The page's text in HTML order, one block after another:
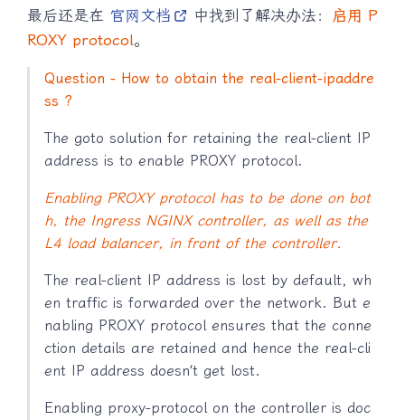
最后还是在 官网文档 中找到了解决办法： 启用 P
ROXY protocol。
Question - How to obtain the real-client-ipaddre
ss ?
The goto solution for retaining the real-client IP
address is to enable PROXY protocol.
Enabling PROXY protocol has to be done on bot
h, the Ingress NGINX controller, as well as the
L4 load balancer, in front of the controller.
The real-client IP address is lost by default, wh
en traffic is forwarded over the network. But e
nabling PROXY protocol ensures that the conne
ction details are retained and hence the real-cli
ent IP address doesn’t get lost.
Enabling proxy-protocol on the controller is doc